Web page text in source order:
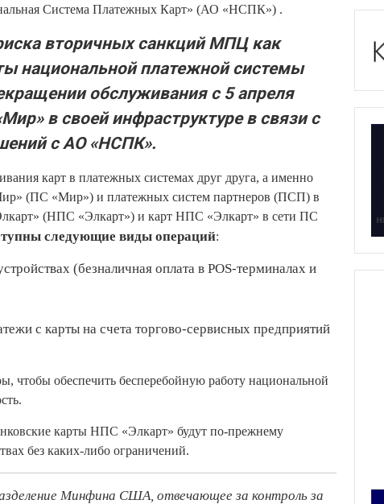
Система Платежных Карт» (АО «НСПК») .
вторичных санкций МПЦ как
национальной платежной системы
обслуживания с 5 апреля
в своей инфраструктуре в связи с
с АО «НСПК».
карт в платежных системах друг друга, а именно
(ПС «Мир») и платежных систем партнеров (ПСП) в
(НПС «Элкарт») и карт НПС «Элкарт» в сети ПС
следующие виды операций:
(безналичная оплата в POS-терминалах и
с карты на счета торгово-сервисных предприятий
обеспечить бесперебойную работу национальной
карты НПС «Элкарт» будут по-прежнему
без каких-либо ограничений.
Минфина США, отвечающее за контроль за